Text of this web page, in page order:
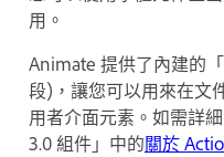
用。
Animate 提供了內建的
段)，讓您可以用來在文
用者介面元素。 如需詳
3.0 組件」中的關於